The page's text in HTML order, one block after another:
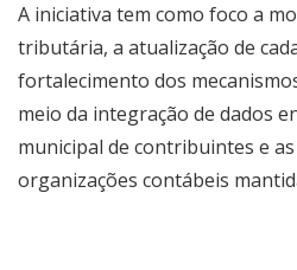
A iniciativa tem como foco a
tributária, a atualização de
fortalecimento dos
meio da integração de dados
municipal de contribuintes e
organizações contábeis